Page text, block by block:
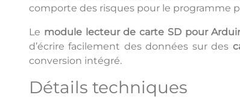
comporte des risques pour le programme
Le module lecteur de carte SD pour
d’écrire facilement des données sur des
conversion intégré.
Détails techniques